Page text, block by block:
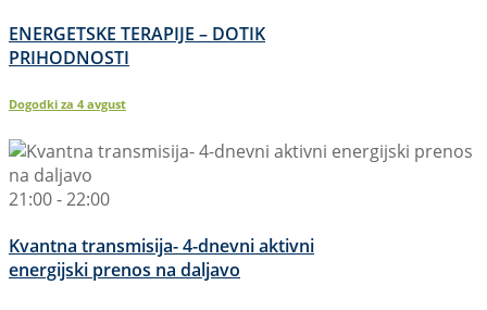
ENERGETSKE TERAPIJE – DOTIK
PRIHODNOSTI
Dogodki za 4 avgust
21:00 - 22:00
Kvantna transmisija- 4-dnevni aktivni
energijski prenos na daljavo